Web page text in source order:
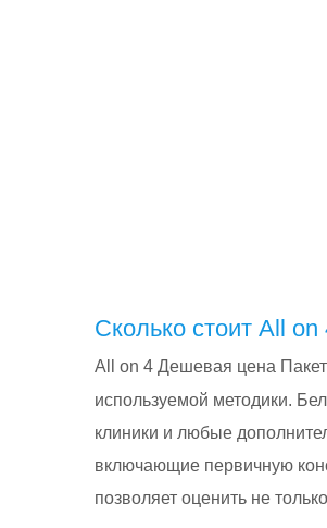
Сколько стоит All
All on 4 Дешевая цена Пакет
используемой методики.
клиники и любые
включающие первичную
позволяет оценить не